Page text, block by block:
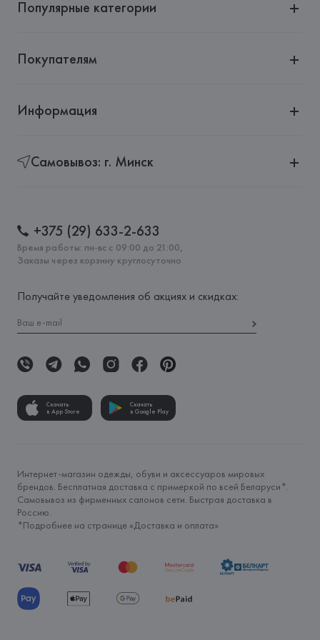
Популярные категории
Покупателям
Информация
Самовывоз: г. Минск
+375 (29) 633-2-633
Время работы: пн-вс с 09:00 до 21:00,
Заказы через корзину круглосуточно
Получайте уведомления об акциях и скидках:
Скачать
в App Store
Скачать
в Google Play
Интернет-магазин одежды, обуви и аксессуаров мировых
брендов. Бесплатная доставка с примеркой по всей Беларуси*.
Самовывоз из фирменных салонов сети. Быстрая доставка в
Россию.
*Подробнее на странице «Доставка и оплата»